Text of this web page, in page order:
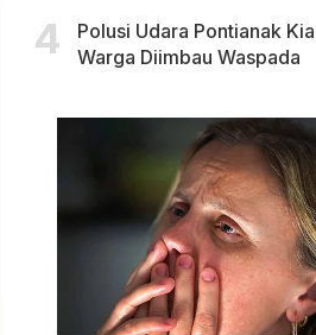
Polusi Udara Pontianak
Warga Diimbau Waspada